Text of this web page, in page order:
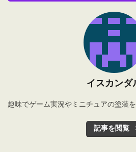
イスカンダ
趣味でゲーム実況やミニチュアの塗装
記事を閲覧